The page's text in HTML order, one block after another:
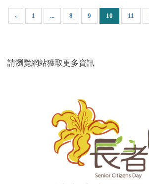
‹ 1 ... 8 9 10 11
請瀏覽網站獲取更多資訊